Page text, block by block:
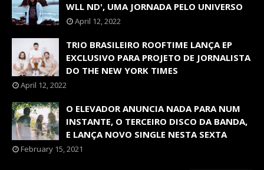
WLL ND', UMA JORNADA PELO UNIVERSO
April 12, 2022
TRIO BRASILEIRO ROOFTIME LANÇA EP
EXCLUSIVO PARA PROJETO DE JORNALISTA
DO THE NEW YORK TIMES
April 12, 2022
O ELEVADOR ANUNCIA NADA PARA NUM
INSTANTE, O TERCEIRO DISCO DA BANDA,
E LANÇA NOVO SINGLE NESTA SEXTA
February 15, 2021